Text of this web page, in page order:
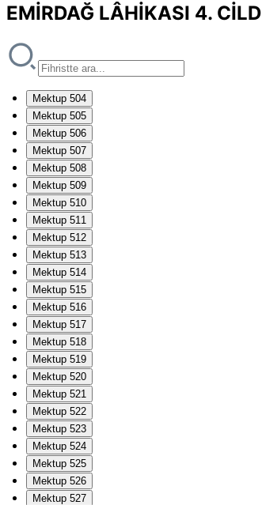
EMİRDAĞ LÂHİKASI 4. CİLD
Mektup 504
Mektup 505
Mektup 506
Mektup 507
Mektup 508
Mektup 509
Mektup 510
Mektup 511
Mektup 512
Mektup 513
Mektup 514
Mektup 515
Mektup 516
Mektup 517
Mektup 518
Mektup 519
Mektup 520
Mektup 521
Mektup 522
Mektup 523
Mektup 524
Mektup 525
Mektup 526
Mektup 527